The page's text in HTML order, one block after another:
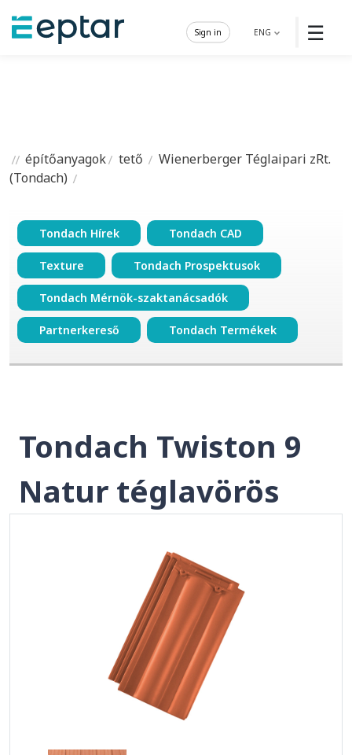
☰
ENG
Sign in
építőanyagok tető
Wienerberger Téglaipari zRt.
(Tondach)
Tondach Hírek Tondach CAD
Texture Tondach Prospektusok
Tondach Mérnök-szaktanácsadók
Partnerkereső Tondach Termékek
Tondach Twiston 9
Natur téglavörös